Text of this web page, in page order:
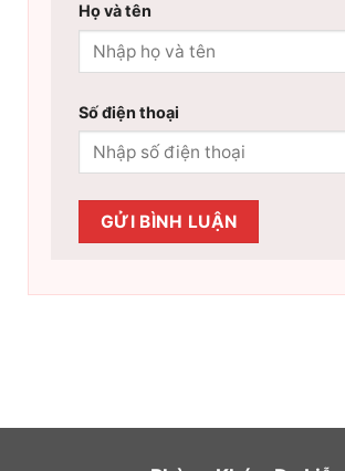
Họ và tên
Số điện thoại